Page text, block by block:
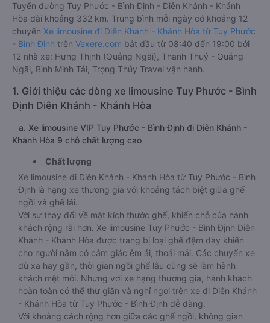
Tuyến đường Tuy Phước - Bình Định - Diên Khánh - Khánh
Hòa dài khoảng 332 km. Trung bình mỗi ngày có khoảng 12
chuyến Xe limousine đi Diên Khánh - Khánh Hòa từ Tuy Phước
- Bình Định trên Vexere.com bắt đầu từ 08:40 đến 19:00 bởi
12 nhà xe: Hưng Thịnh (Quảng Ngãi), Thanh Thuỷ - Quảng
Ngãi, Bình Minh Tải, Trọng Thủy Travel vận hành.
1. Giới thiệu các dòng xe limousine Tuy Phước - Bình
Định Diên Khánh - Khánh Hòa
a. Xe limousine VIP Tuy Phước - Bình Định đi Diên Khánh -
Khánh Hòa 9 chỗ chất lượng cao
Chất lượng
Xe limousine đi Diên Khánh - Khánh Hòa từ Tuy Phước - Bình
Định là hạng xe thương gia với khoảng tách biệt giữa ghế
ngồi và ghế lái.
Với sự thay đổi về mặt kích thước ghế, khiến chỗ của hành
khách rộng rãi hơn. Xe limousine Tuy Phước - Bình Định Diên
Khánh - Khánh Hòa được trang bị loại ghế đệm dày khiến
cho người nằm có cảm giác êm ái, thoải mái. Các chuyến xe
dù xa hay gần, thời gian ngồi ghế lâu cũng sẽ làm hành
khách mệt mỏi. Nhưng với xe hạng thương gia, hành khách
hoàn toàn có thể thư giãn và nghỉ ngơi trên xe đi Diên Khánh
- Khánh Hòa từ Tuy Phước - Bình Định dễ dàng.
Với khoảng cách rộng hơn giữa các ghế ngồi, không gian